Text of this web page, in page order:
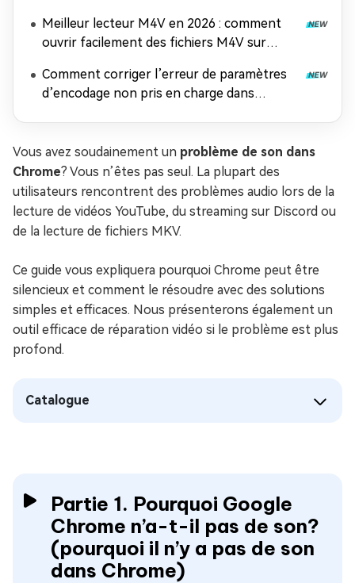
Meilleur lecteur M4V en 2026 : comment
ouvrir facilement des fichiers M4V sur
Comment corriger l’erreur de paramètres
d’encodage non pris en charge dans
Vous avez soudainement un problème de son dans
Chrome? Vous n’êtes pas seul. La plupart des
utilisateurs rencontrent des problèmes audio lors de la
lecture de vidéos YouTube, du streaming sur Discord ou
de la lecture de fichiers MKV.
Ce guide vous expliquera pourquoi Chrome peut être
silencieux et comment le résoudre avec des solutions
simples et efficaces. Nous présenterons également un
outil efficace de réparation vidéo si le problème est plus
profond.
Catalogue
Partie 1. Pourquoi Google
Chrome n’a-t-il pas de son?
(pourquoi il n’y a pas de son
dans Chrome)